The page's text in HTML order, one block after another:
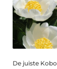
De juiste